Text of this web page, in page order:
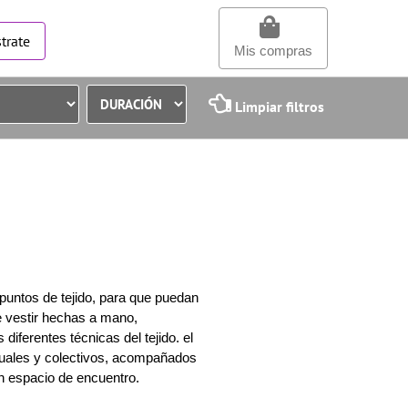
Mis compras
Limpiar filtros
de tejido, para que puedan
vestir hechas a mano,
diferentes técnicas del tejido. el
y colectivos, acompañados
espacio de encuentro.